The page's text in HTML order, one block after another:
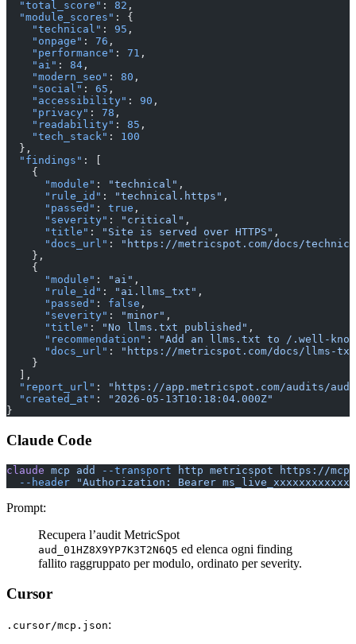
  "total_score"
: 82 ,
  "module_scores"
: {
    "technical"
: 95 ,
    "onpage"
: 76 ,
    "performance"
: 71 ,
    "ai"
: 84 ,
    "modern_seo"
: 80 ,
    "social"
: 65 ,
    "accessibility"
: 90 ,
    "privacy"
: 78 ,
    "readability"
: 85 ,
    "tech_stack"
: 100
  },
  "findings"
: [
    {
      "module"
: "technical" ,
      "rule_id"
: "technical.https" ,
      "passed"
: true ,
      "severity"
: "critical" ,
      "title"
: "Site is served over HTTPS" ,
      "docs_url"
:
"https://metricspot.com/docs/
    },
    {
      "module"
: "ai" ,
      "rule_id"
: "ai.llms_txt" ,
      "passed"
: false ,
      "severity"
: "minor" ,
      "title"
: "No llms.txt published" ,
      "recommendation"
:
"Add an llms.txt to /.well-
      "docs_url"
:
"https://metricspot.com/docs/llms-
    }
  ],
  "report_url"
:
"https://app.metricspot.com/audits/
  "created_at"
:
"2026-05-13T10:18:04.000Z"
}
Claude Code
claude mcp add --transport http metricspot https://
  --header
"Authorization: Bearer
Prompt:
Recupera l’audit MetricSpot
aud_01HZ8X9YP7K3T2N6Q5 ed elenca ogni finding
fallito raggruppato per modulo, ordinato per severity.
Cursor
.cursor/mcp.json: